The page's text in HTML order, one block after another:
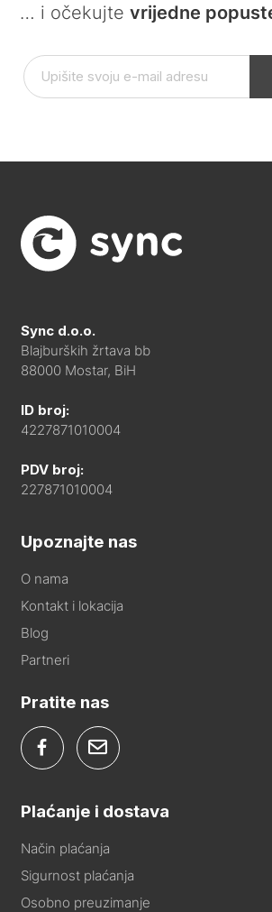
… i očekujte vrijedne
Sync d.o.o.
Blajburških žrtava bb
88000 Mostar, BiH
ID broj:
4227871010004
PDV broj:
227871010004
Upoznajte nas
O nama
Kontakt i lokacija
Blog
Partneri
Pratite nas
Plaćanje i dostava
Način plaćanja
Sigurnost plaćanja
Osobno preuzimanje